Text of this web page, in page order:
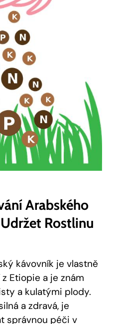
Arabského
Rostlinu
kávovník je vlastně
Etiopie a je znám
a kulatými plody.
a zdravá, je
správnou péči v